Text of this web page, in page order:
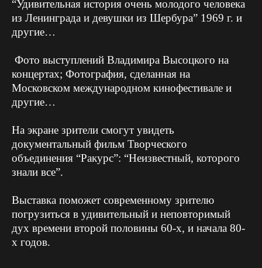
“Удивительная история очень молодого человека
из Ленинграда и девушки из Шербура” 1969 г. и
другие…
Фото выступлений Владимира Высоцкого на
концертах; Фотография, сделанная на
Московском международном кинофестивале и
другие…
На экране зрители смогут увидеть
документальный фильм Творческого
объединения “Ракурс”: “Неизвестный, которого
знали все”.
Выставка поможет современному зрителю
погрузиться в удивительный и неповторимый
дух времени второй половины 60-х, и начала 80-
х годов.